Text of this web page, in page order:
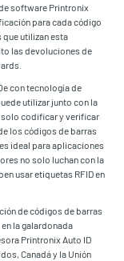
software Printronix
para cada código
que utilizan esta
las devoluciones de
con tecnología de
utilizar junto con la
solo codificar y verificar
los códigos de barras
ideal para aplicaciones
no solo luchan con la
usar etiquetas RFID en
de códigos de barras
la galardonada
Printronix Auto ID
Canadá y la Unión